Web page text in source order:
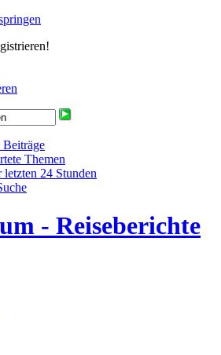
Beiträge
Themen
letzten 24 Stunden
- Reiseberichte